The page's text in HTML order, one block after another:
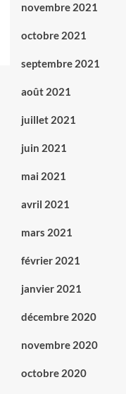
novembre 2021
octobre 2021
septembre 2021
août 2021
juillet 2021
juin 2021
mai 2021
avril 2021
mars 2021
février 2021
janvier 2021
décembre 2020
novembre 2020
octobre 2020